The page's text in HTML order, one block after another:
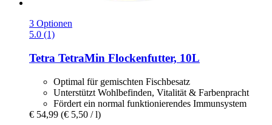
3 Optionen
5.0 (1)
Tetra TetraMin Flockenfutter, 10L
Optimal für gemischten Fischbesatz
Unterstützt Wohlbefinden, Vitalität & Farbenpracht
Fördert ein normal funktionierendes Immunsystem
€ 54,99 (€ 5,50 / l)